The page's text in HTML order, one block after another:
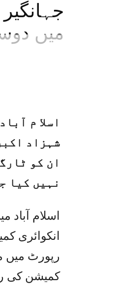
میں
اسلا م
شہزاد
ان کو
نہیں کیا
اسلام آباد
رپورٹ میں
کمیشن کی